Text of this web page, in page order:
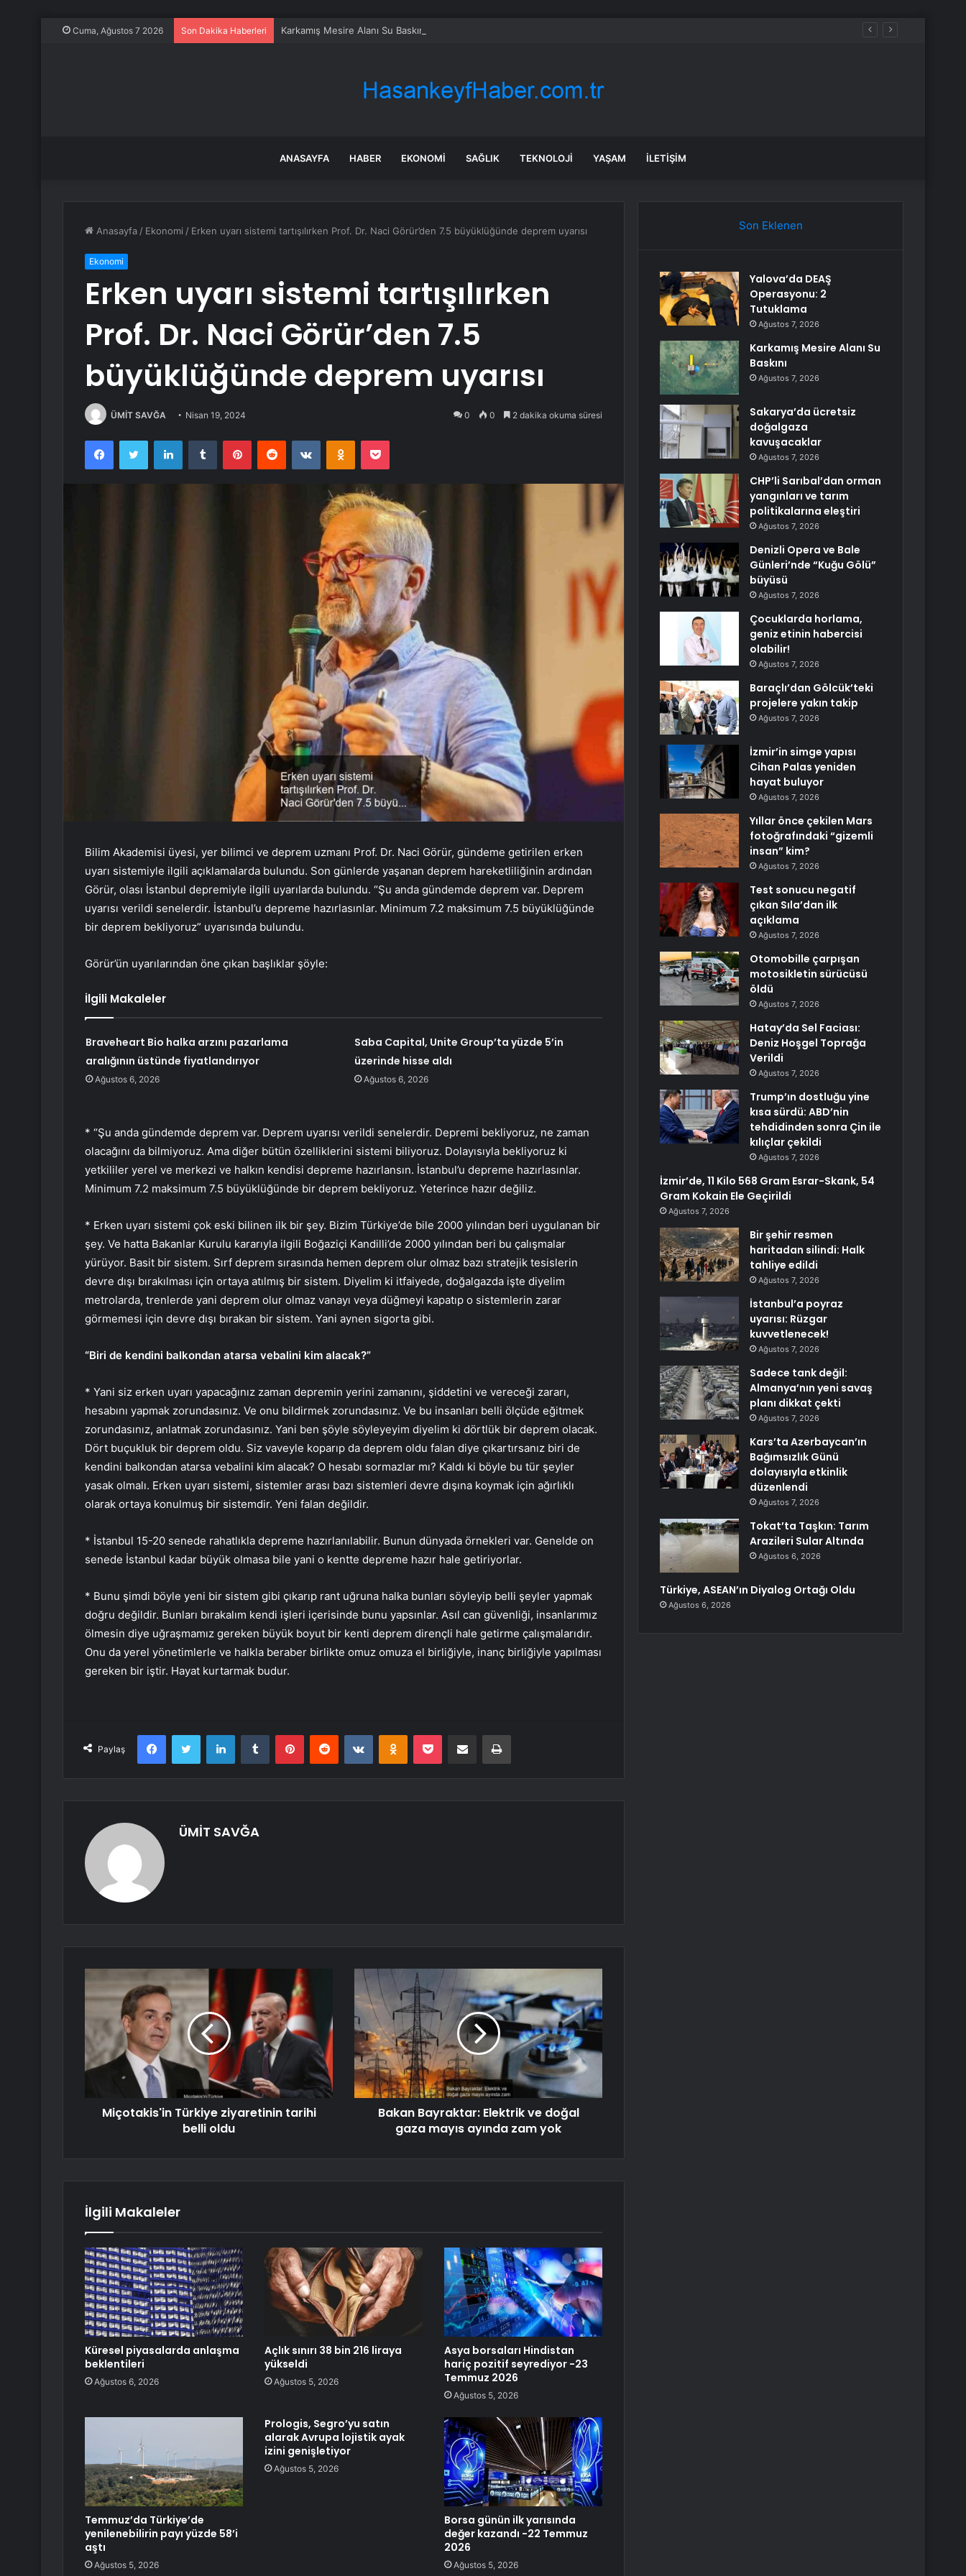
Cuma, Ağustos 7 2026 Son Dakika Haberleri Karkamış Mesire Alanı Su Baskını
ANASAYFA HABER EKONOMI SAĞLIK TEKNOLOJI YAŞAM İLETIŞIM
Anasayfa / Ekonomi / Erken uyarı sistemi tartışılırken Prof. Dr. Naci Görür’den 7.5 büyüklüğünde deprem uyarısı
Ekonomi
Erken uyarı sistemi tartışılırken
Prof. Dr. Naci Görür’den 7.5
büyüklüğünde deprem uyarısı
ÜMİT SAVĞA Nisan 19, 2024 0 0 2 dakika okuma süresi
FacebookTwitter LinkedInTumblr PinterestReddit VKontakteOdnoklassniki
Pocket
Bilim Akademisi üyesi, yer bilimci ve deprem uzmanı Prof. Dr. Naci Görür, gündeme getirilen erken
uyarı sistemiyle ilgili açıklamalarda bulundu. Son günlerde yaşanan deprem hareketliliğinin ardından
Görür, olası İstanbul depremiyle ilgili uyarılarda bulundu. “Şu anda gündemde deprem var. Deprem
uyarısı verildi senelerdir. İstanbul’u depreme hazırlasınlar. Minimum 7.2 maksimum 7.5 büyüklüğünde
bir deprem bekliyoruz” uyarısında bulundu.
Görür’ün uyarılarından öne çıkan başlıklar şöyle:
İlgili Makaleler
Braveheart Bio halka arzını pazarlama
aralığının üstünde fiyatlandırıyor
Ağustos 6, 2026
Saba Capital, Unite Group’ta yüzde 5’in
üzerinde hisse aldı
Ağustos 6, 2026
* “Şu anda gündemde deprem var. Deprem uyarısı verildi senelerdir. Depremi bekliyoruz, ne zaman
olacağını da bilmiyoruz. Ama diğer bütün özelliklerini sistemi biliyoruz. Dolayısıyla bekliyoruz ki
yetkililer yerel ve merkezi ve halkın kendisi depreme hazırlansın. İstanbul’u depreme hazırlasınlar.
Minimum 7.2 maksimum 7.5 büyüklüğünde bir deprem bekliyoruz. Yeterince hazır değiliz.
* Erken uyarı sistemi çok eski bilinen ilk bir şey. Bizim Türkiye’de bile 2000 yılından beri uygulanan bir
şey. Ve hatta Bakanlar Kurulu kararıyla ilgili Boğaziçi Kandilli’de 2000 yılından beri bu çalışmalar
yürüyor. Basit bir sistem. Sırf deprem sırasında hemen deprem olur olmaz bazı stratejik tesislerin
devre dışı bırakılması için ortaya atılmış bir sistem. Diyelim ki itfaiyede, doğalgazda işte diyelim
metrolarda, trenlerde yani deprem olur olmaz vanayı veya düğmeyi kapatıp o sistemlerin zarar
görmemesi için devre dışı bırakan bir sistem. Yani aynen sigorta gibi.
“Biri de kendini balkondan atarsa vebalini kim alacak?”
* Yani siz erken uyarı yapacağınız zaman depremin yerini zamanını, şiddetini ve vereceği zararı,
hesabını yapmak zorundasınız. Ve onu bildirmek zorundasınız. Ve bu insanları belli ölçüde eğitmek
zorundasınız, anlatmak zorundasınız. Yani ben şöyle söyleyeyim diyelim ki dörtlük bir deprem olacak.
Dört buçukluk bir deprem oldu. Siz vaveyle koparıp da deprem oldu falan diye çıkartırsanız biri de
kendini balkondan atarsa vebalini kim alacak? O hesabı sormazlar mı? Kaldı ki böyle bu tür şeyler
yasak olmalı. Erken uyarı sistemi, sistemler arası bazı sistemleri devre dışına koymak için ağırlıklı
olarak ortaya konulmuş bir sistemdir. Yeni falan değildir.
* İstanbul 15-20 senede rahatlıkla depreme hazırlanılabilir. Bunun dünyada örnekleri var. Genelde on
senede İstanbul kadar büyük olmasa bile yani o kentte depreme hazır hale getiriyorlar.
* Bunu şimdi böyle yeni bir sistem gibi çıkarıp rant uğruna halka bunları söyleyip belli şeyler yapmak
doğru değildir. Bunları bırakalım kendi işleri içerisinde bunu yapsınlar. Asıl can güvenliği, insanlarımız
ölmesin diye uğraşmamız gereken büyük boyut bir kenti deprem dirençli hale getirme çalışmalarıdır.
Onu da yerel yönetimlerle ve halkla beraber birlikte omuz omuza el birliğiyle, inanç birliğiyle yapılması
gereken bir iştir. Hayat kurtarmak budur.
Paylaş
FacebookTwitter LinkedInTumblr PinterestReddit VKontakteOdnoklassniki
Pocket E-Posta ile paylaş Yazdır
ÜMİT SAVĞA
Miçotakis'in Türkiye ziyaretinin tarihi
belli oldu
Bakan Bayraktar: Elektrik ve doğal
gaza mayıs ayında zam yok
İlgili Makaleler
Küresel piyasalarda anlaşma
beklentileri
Ağustos 6, 2026
Açlık sınırı 38 bin 216 liraya
yükseldi
Ağustos 5, 2026
Asya borsaları Hindistan
hariç pozitif seyrediyor -23
Temmuz 2026
Ağustos 5, 2026
Temmuz’da Türkiye’de
yenilenebilirin payı yüzde 58’i
aştı
Ağustos 5, 2026
Prologis, Segro’yu satın
alarak Avrupa lojistik ayak
izini genişletiyor
Ağustos 5, 2026
Borsa günün ilk yarısında
değer kazandı -22 Temmuz
2026
Ağustos 5, 2026
Son Eklenen
Yalova’da DEAŞ
Operasyonu: 2
Tutuklama
Ağustos 7, 2026
Karkamış Mesire Alanı Su
Baskını
Ağustos 7, 2026
Sakarya’da ücretsiz
doğalgaza
kavuşacaklar
Ağustos 7, 2026
CHP’li Sarıbal’dan orman
yangınları ve tarım
politikalarına eleştiri
Ağustos 7, 2026
Denizli Opera ve Bale
Günleri’nde “Kuğu Gölü”
büyüsü
Ağustos 7, 2026
Çocuklarda horlama,
geniz etinin habercisi
olabilir!
Ağustos 7, 2026
Baraçlı’dan Gölcük’teki
projelere yakın takip
Ağustos 7, 2026
İzmir’in simge yapısı
Cihan Palas yeniden
hayat buluyor
Ağustos 7, 2026
Yıllar önce çekilen Mars
fotoğrafındaki “gizemli
insan” kim?
Ağustos 7, 2026
Test sonucu negatif
çıkan Sıla’dan ilk
açıklama
Ağustos 7, 2026
Otomobille çarpışan
motosikletin sürücüsü
öldü
Ağustos 7, 2026
Hatay’da Sel Faciası:
Deniz Hoşgel Toprağa
Verildi
Ağustos 7, 2026
Trump’ın dostluğu yine
kısa sürdü: ABD’nin
tehdidinden sonra Çin ile
kılıçlar çekildi
Ağustos 7, 2026
İzmir’de, 11 Kilo 568 Gram Esrar-Skank, 54
Gram Kokain Ele Geçirildi
Ağustos 7, 2026
Bir şehir resmen
haritadan silindi: Halk
tahliye edildi
Ağustos 7, 2026
İstanbul’a poyraz
uyarısı: Rüzgar
kuvvetlenecek!
Ağustos 7, 2026
Sadece tank değil:
Almanya’nın yeni savaş
planı dikkat çekti
Ağustos 7, 2026
Kars’ta Azerbaycan’ın
Bağımsızlık Günü
dolayısıyla etkinlik
düzenlendi
Ağustos 7, 2026
Tokat’ta Taşkın: Tarım
Arazileri Sular Altında
Ağustos 6, 2026
Türkiye, ASEAN’ın Diyalog Ortağı Oldu
Ağustos 6, 2026